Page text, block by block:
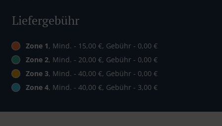
Liefergebühr
Zone 1, Mind. - 15,00 €, Gebühr - 0,00 €
Zone 2, Mind. - 20,00 €, Gebühr - 0,00 €
Zone 3, Mind. - 40,00 €, Gebühr - 0,00 €
Zone 4, Mind. - 40,00 €, Gebühr - 3,00 €